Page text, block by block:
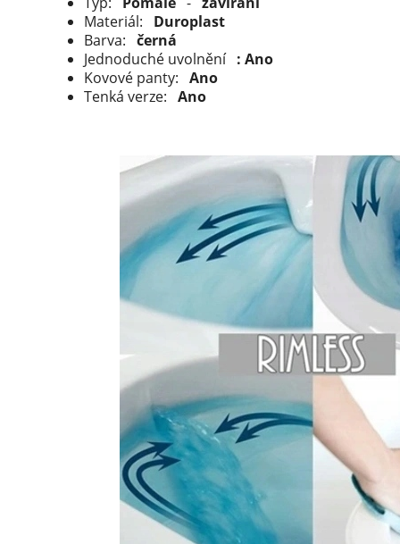
Materiál:
Duroplast
Barva: černá
Jednoduché uvolnění : Ano
Kovové panty: Ano
Tenká verze: Ano